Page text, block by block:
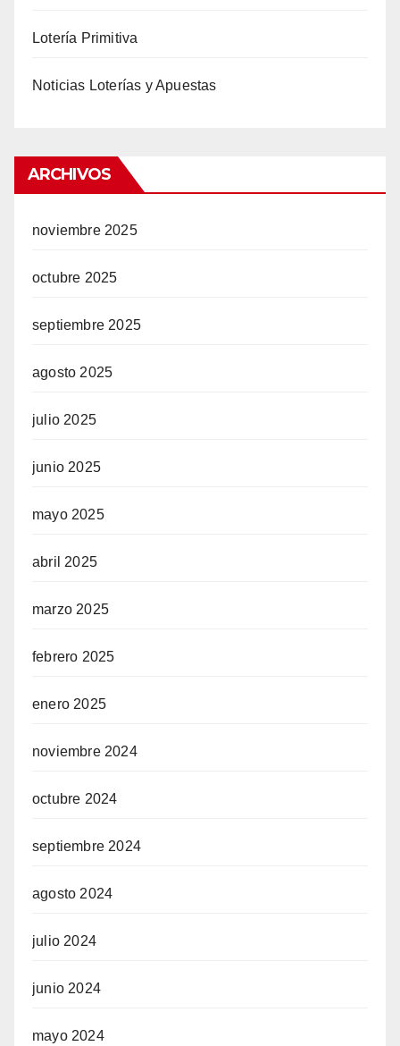
Lotería Primitiva
Noticias Loterías y Apuestas
ARCHIVOS
noviembre 2025
octubre 2025
septiembre 2025
agosto 2025
julio 2025
junio 2025
mayo 2025
abril 2025
marzo 2025
febrero 2025
enero 2025
noviembre 2024
octubre 2024
septiembre 2024
agosto 2024
julio 2024
junio 2024
mayo 2024